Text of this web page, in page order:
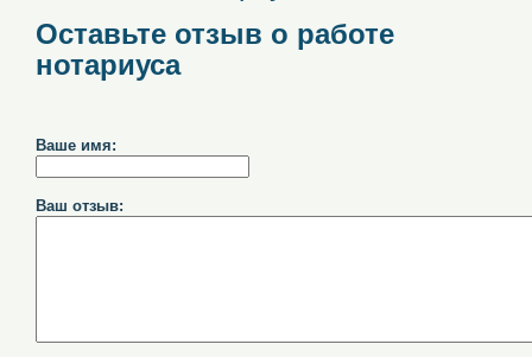
Оставьте отзыв о работе
нотариуса
Ваше имя:
Ваш отзыв: